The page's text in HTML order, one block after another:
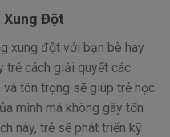
Xung Đột
xung đột với bạn bè hay
trẻ cách giải quyết các
tôn trọng sẽ giúp trẻ học
mình mà không gây tổn
này, trẻ sẽ phát triển kỹ